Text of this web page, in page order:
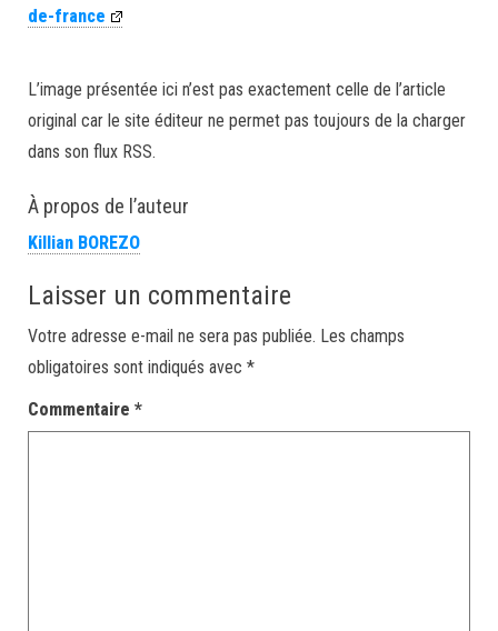
de-france
L’image présentée ici n’est pas exactement celle de l’article
original car le site éditeur ne permet pas toujours de la charger
dans son flux RSS.
À propos de l’auteur
Killian BOREZO
Laisser un commentaire
Votre adresse e-mail ne sera pas publiée. Les champs
obligatoires sont indiqués avec *
Commentaire *